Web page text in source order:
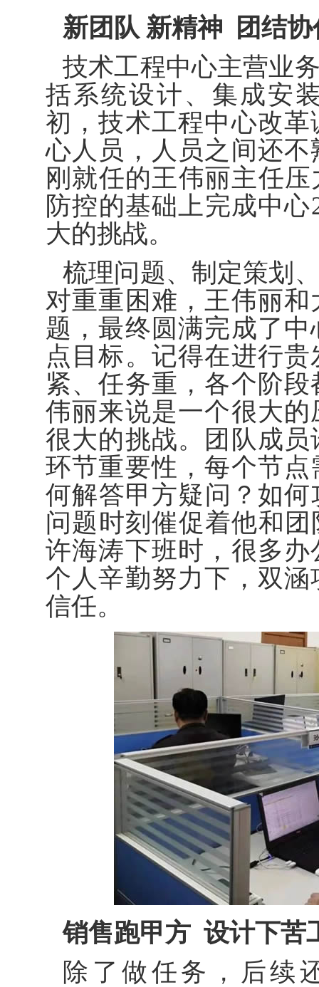
新团队 新精神 团结协
技术工程中心主营业
括系统设计、集成安
初，技术工程中心改
心人员，人员之间还
刚就任的王伟丽主任
防控的基础上完成中
大的挑战。
梳理问题、制定策划
对重重困难，王伟丽
题，最终圆满完成了
点目标。记得在进行
紧、任务重，各个阶
伟丽来说是一个很大
很大的挑战。团队成
环节重要性，每个节
何解答甲方疑问？如
问题时刻催促着他和
许海涛下班时，很多
个人辛勤努力下，双
信任。
销售跑甲方 设计下苦
除了做任务，后续